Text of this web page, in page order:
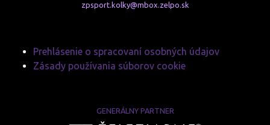
zpsport.kolky@mbox.zelpo.sk
Prehlásenie o spracovaní osobných údajov
Zásady používania súborov cookie
GENERÁLNY PARTNER